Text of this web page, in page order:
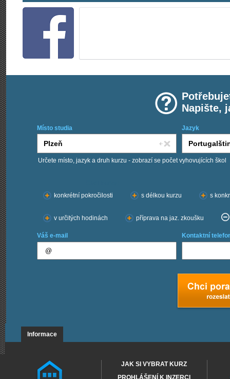
Napište,
Místo studia Jazyk
Určete místo, jazyk a druh kurzu - zobrazí se počet vyhovujících škol
konkrétní pokročilosti
s délkou kurzu s
v určitých hodinách příprava na jaz. zkoušku
Váš e-mail Kontaktní
Informace
JAK SI VYBRAT KURZ
PROHLÁŠENÍ K INZERCI